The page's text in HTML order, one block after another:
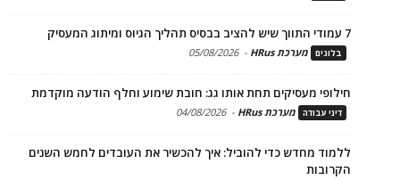
7 עמודי התווך שיש להציב בבסיס תהליך הגיוס ומיתוג המעסיק
בלוגים מערכת HRus -
05/08/2026
חילופי מעסיקים תחת אותו גג: חובת שימוע וחלף הודעה מוקדמת
דיני עבודה מערכת HRus -
04/08/2026
ללמוד מחדש כדי להוביל: איך להכשיר את העובדים לחמש השנים
הקרובות